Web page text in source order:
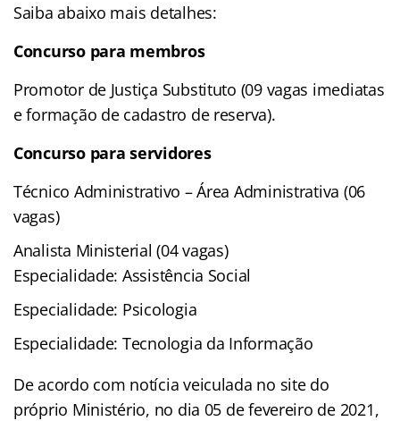
Saiba abaixo mais detalhes:
Concurso para membros
Promotor de Justiça Substituto (09 vagas imediatas
e formação de cadastro de reserva).
Concurso para servidores
Técnico Administrativo – Área Administrativa (06
vagas)
Analista Ministerial (04 vagas)
Especialidade: Assistência Social
Especialidade: Psicologia
Especialidade: Tecnologia da Informação
De acordo com notícia veiculada no site do
próprio Ministério, no dia 05 de fevereiro de 2021,